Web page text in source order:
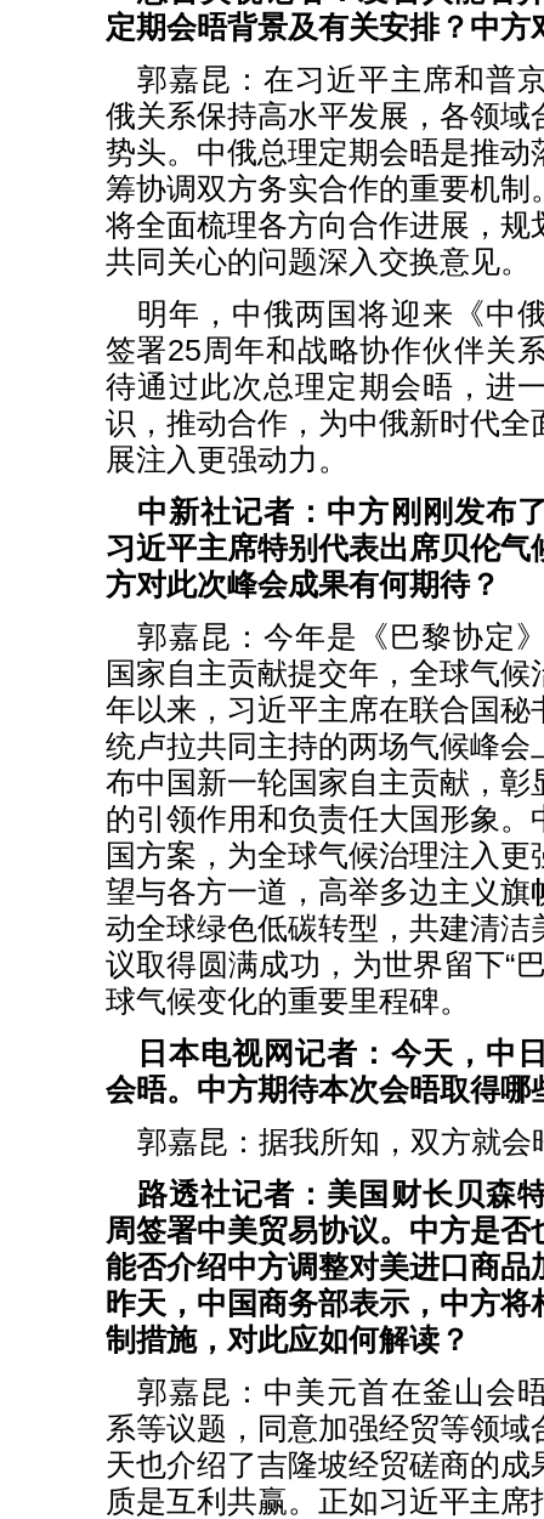
定期会晤背景及有关安排？中
郭嘉昆：在习近平主席和普
俄关系保持高水平发展，各领域
势头。中俄总理定期会晤是推动
筹协调双方务实合作的重要机制
将全面梳理各方向合作进展，规
共同关心的问题深入交换意见。
明年，中俄两国将迎来《中
签署25周年和战略协作伙伴关
待通过此次总理定期会晤，进
识，推动合作，为中俄新时代全
展注入更强动力。
中新社记者：中方刚刚发布
习近平主席特别代表出席贝伦气
方对此次峰会成果有何期待？
郭嘉昆：今年是《巴黎协定
国家自主贡献提交年，全球气
年以来，习近平主席在联合国秘
统卢拉共同主持的两场气候峰会
布中国新一轮国家自主贡献，彰
的引领作用和负责任大国形象。
国方案，为全球气候治理注入
望与各方一道，高举多边主义旗
动全球绿色低碳转型，共建清洁
议取得圆满成功，为世界留下“
球气候变化的重要里程碑。
日本电视网记者：今天，中
会晤。中方期待本次会晤取得哪
郭嘉昆：据我所知，双方就会
路透社记者：美国财长贝森
周签署中美贸易协议。中方是
能否介绍中方调整对美进口商品
昨天，中国商务部表示，中方
制措施，对此应如何解读？
郭嘉昆：中美元首在釜山会
系等议题，同意加强经贸等领
天也介绍了吉隆坡经贸磋商的
质是互利共赢。正如习近平主